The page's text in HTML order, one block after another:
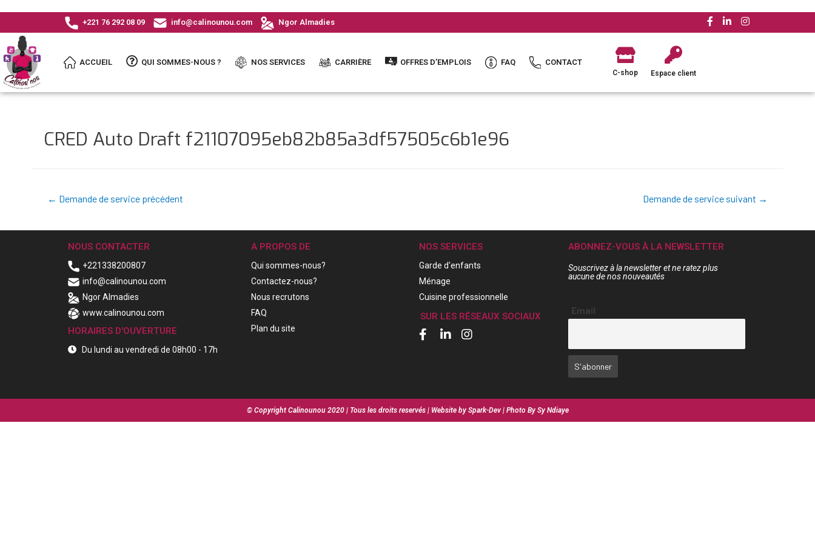
+221 76 292 08 09 info@calinounou.com Ngor Almadies
ACCUEIL QUI SOMMES-NOUS ? NOS SERVICES CARRIÈRE OFFRES D’EMPLOIS FAQ CONTACT
C-shop Espace client
CRED Auto Draft f21107095eb82b85a3df57505c6b1e96
← Demande de service précédent Demande de service suivant →
NOUS CONTACTER
+221338200807
info@calinounou.com
Ngor Almadies
www.calinounou.com
HORAIRES D'OUVERTURE
Du lundi au vendredi de 08h00 - 17h
A PROPOS DE
Qui sommes-nous?
Contactez-nous?
Nous recrutons
FAQ
Plan du site
NOS SERVICES
Garde d'enfants
Ménage
Cuisine professionnelle
SUR LES RÉSEAUX SOCIAUX
ABONNEZ-VOUS À LA NEWSLETTER
Souscrivez à la newsletter et ne ratez plus
aucune de nos nouveautés
Email
© Copyright Calinounou 2020 | Tous les droits reservés | Website by Spark-Dev | Photo By Sy Ndiaye